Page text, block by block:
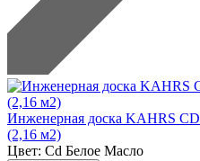
Инженерная доска KAHRS
(2,16 м2)
Цвет: Cd Белое Масло